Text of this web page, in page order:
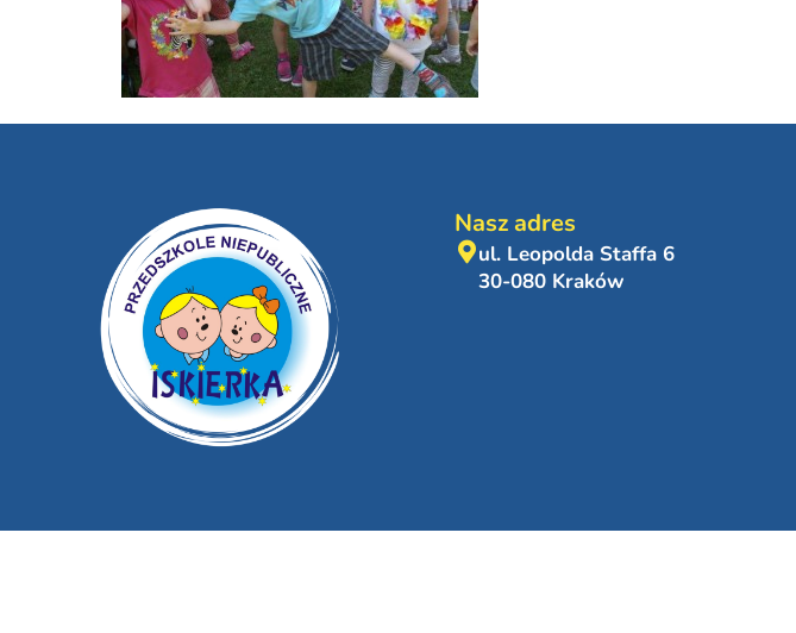
Nasz adres
ul. Leopolda Staffa 6
30-080 Kraków